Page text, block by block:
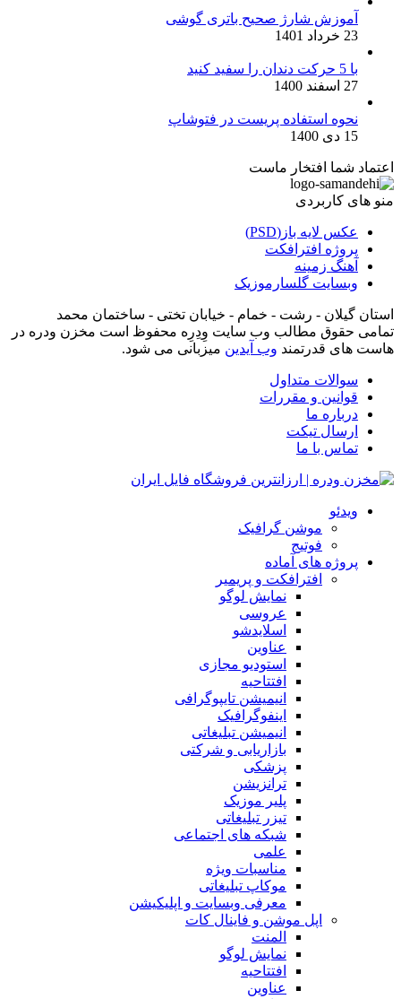
آموزش شارژ صحیح باتری گوشی
23 خرداد 1401
با 5 حرکت دندان را سفید کنید
27 اسفند 1400
نحوه استفاده پریست در فتوشاپ
15 دی 1400
اعتماد شما افتخار ماست
منو های کاربردی
عکس لایه باز(PSD)
پروژه افترافکت
آهنگ زمینه
وبسایت گلسارموزیک
استان گیلان - رشت - خمام - خیابان تختی - ساختمان محمد
تمامی حقوق مطالب وب سایت وِدِرِه محفوظ است مخزن ودره در
هاست های قدرتمند وب آیدین میزبانی می شود.
سوالات متداول
قوانین و مقررات
درباره ما
ارسال تیکت
تماس با ما
ویدئو
موشن گرافیک
فوتیج
پروژه های آماده
افترافکت و پریمیر
نمایش لوگو
عروسی
اسلایدشو
عناوین
استودیو مجازی
افتتاحیه
انیمیشن تایپوگرافی
اینفوگرافیک
انیمیشن تبلیغاتی
بازاریابی و شرکتی
پزشکی
ترانزیشن
پلیر موزیک
تیزر تبلیغاتی
شبکه های اجتماعی
علمی
مناسبات ویژه
موکاپ تبلیغاتی
معرفی وبسایت و اپلیکیشن
اپل موشن و فاینال کات
المنت
نمایش لوگو
افتتاحیه
عناوین